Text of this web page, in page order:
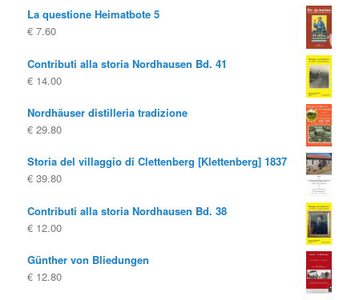
La questione Heimatbote 5
€ 7.60
Contributi alla storia Nordhausen Bd. 41
€ 14.00
Nordhäuser distilleria tradizione
€ 29.80
Storia del villaggio di Clettenberg [Klettenberg] 1837
€ 39.80
Contributi alla storia Nordhausen Bd. 38
€ 12.00
Günther von Bliedungen
€ 12.80